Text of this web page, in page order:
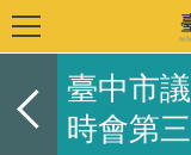
臺中市
時會第